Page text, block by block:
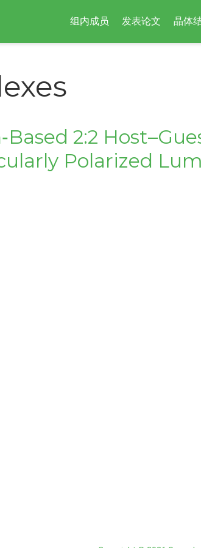
组内成员 发表论文 晶体
2:2
Polarized